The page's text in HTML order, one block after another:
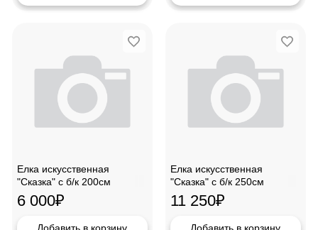
Елка искусственная
"Сказка" с б/к 200см
6 000₽
Елка искусственная
"Сказка" с б/к 250см
11 250₽